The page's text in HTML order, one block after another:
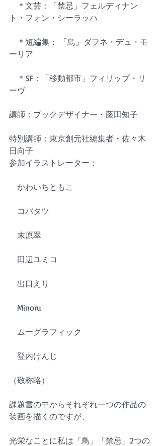
＊文芸：「禁忌」フェルディナン
ト・フォン・シーラッハ
＊短編集： 「鳥」ダフネ・デュ・モ
ーリア
＊SF：「移動都市」フィリップ・リ
ーヴ
講師：ブックデザイナー・藤田知子
特別講師：東京創元社編集者・佐々木
日向子
参加イラストレーター：
かわいちともこ
コバタツ
末原翠
田辺ユミコ
出口えり
Minoru
ムーグラフィック
登内けんじ
（敬称略）
課題書の中からそれぞれ一つの作品の
装画を描くのですが、
光栄なことに私は「鳥」「禁忌」2つの